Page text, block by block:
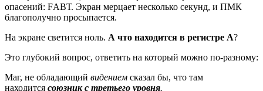
опасений: FАВТ. Экран мерцает несколько секунд, и ПМК
благополучно просыпается.
На экране светится ноль. А что находится в регистре А?
Это глубокий вопрос, ответить на который можно по-разному:
Маг, не обладающий видением сказал бы, что там
находится союзник с третьего уровня.